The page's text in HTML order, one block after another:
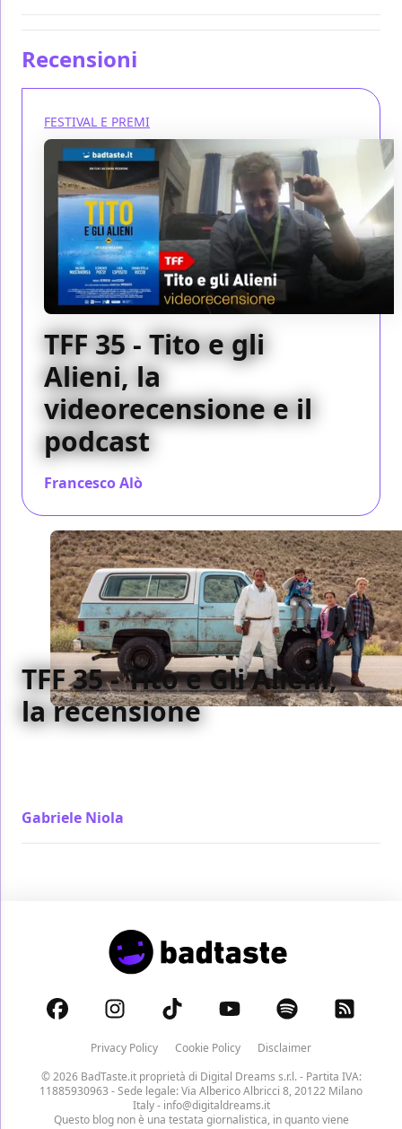
Recensioni
FESTIVAL E PREMI
TFF 35 - Tito e gli
Alieni, la
videorecensione e il
podcast
Francesco Alò
TFF 35 - Tito e Gli Alieni,
la recensione
Gabriele Niola
Privacy Policy Cookie Policy
Disclaimer
© 2026 BadTaste.it proprietà di Digital Dreams s.r.l.- Partita IVA:
11885930963 - Sede legale: Via Alberico Albricci 8, 20122 Milano
Italy - info@digitaldreams.it
Questo blog non è una testata giornalistica, in quanto viene